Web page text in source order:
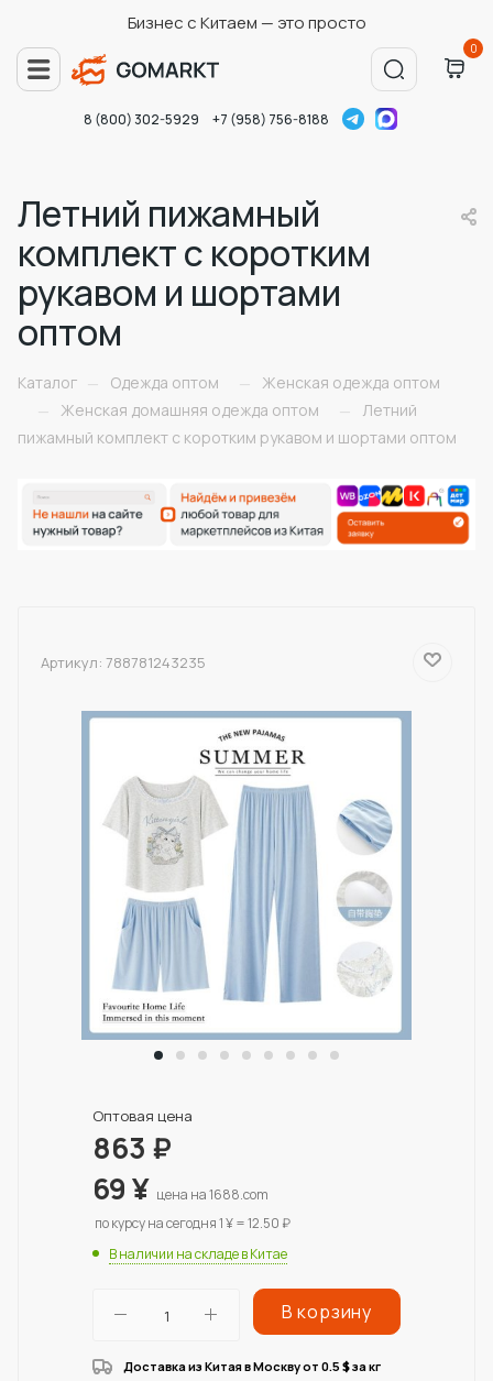
Бизнес с Китаем — это просто
0
8 (800) 302-5929 +7 (958) 756-8188
Летний пижамный
комплект с коротким
рукавом и шортами
оптом
Каталог — Одежда оптом —
Женская одежда оптом
—
Женская домашняя одежда оптом —
Летний
пижамный комплект с коротким рукавом и шортами оптом
Артикул: 788781243235
Оптовая цена
863 ₽
69¥ цена на 1688.com
по курсу на сегодня 1 ¥ = 12.50 ₽
В наличии на складе в Китае
В корзину
Доставка из Китая в Москву от 0.5 $за кг